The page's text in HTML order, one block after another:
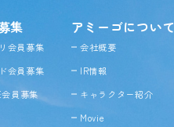
集
会員募集
会員募集
員募集
アミーゴについて
会社概要
IR情報
キャラクター紹介
Movie